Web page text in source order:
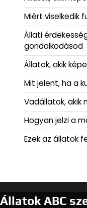
Miért viselkedik
Állati
gondolkodásod
Állatok, akik
Mit jelent, ha a
Vadállatok, akik
Hogyan jelzi a
Ezek az állatok
Állatok ABC